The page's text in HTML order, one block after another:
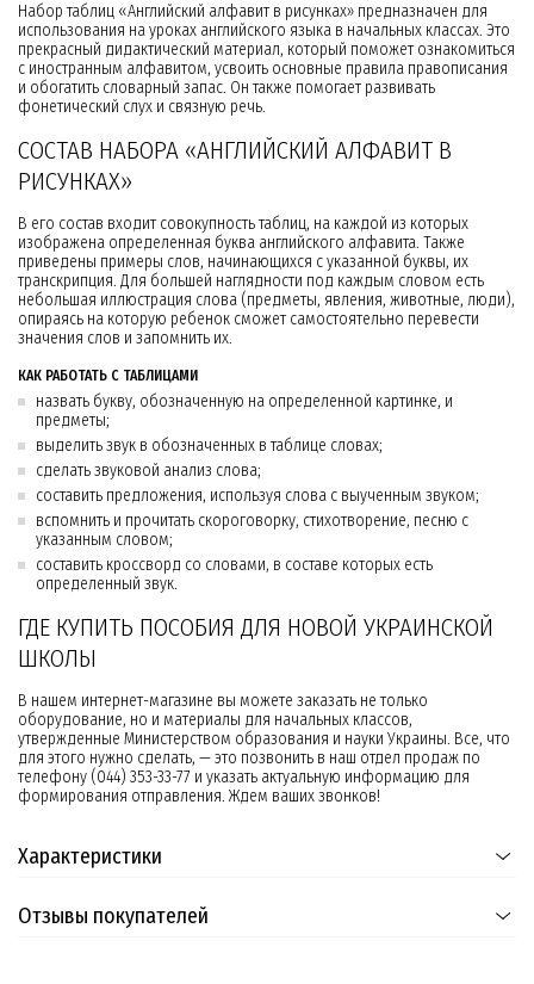
Набор таблиц «Английский алфавит в рисунках» предназначен для
использования на уроках английского языка в начальных классах. Это
прекрасный дидактический материал, который поможет ознакомиться
с иностранным алфавитом, усвоить основные правила правописания
и обогатить словарный запас. Он также помогает развивать
фонетический слух и связную речь.
СОСТАВ НАБОРА «АНГЛИЙСКИЙ АЛФАВИТ В
РИСУНКАХ»
В его состав входит совокупность таблиц, на каждой из которых
изображена определенная буква английского алфавита. Также
приведены примеры слов, начинающихся с указанной буквы, их
транскрипция. Для большей наглядности под каждым словом есть
небольшая иллюстрация слова (предметы, явления, животные, люди),
опираясь на которую ребенок сможет самостоятельно перевести
значения слов и запомнить их.
КАК РАБОТАТЬ С ТАБЛИЦАМИ
назвать букву, обозначенную на определенной картинке, и
предметы;
выделить звук в обозначенных в таблице словах;
сделать звуковой анализ слова;
составить предложения, используя слова с выученным звуком;
вспомнить и прочитать скороговорку, стихотворение, песню с
указанным словом;
составить кроссворд со словами, в составе которых есть
определенный звук.
ГДЕ КУПИТЬ ПОСОБИЯ ДЛЯ НОВОЙ УКРАИНСКОЙ
ШКОЛЫ
В нашем интернет-магазине вы можете заказать не только
оборудование, но и материалы для начальных классов,
утвержденные Министерством образования и науки Украины. Все, что
для этого нужно сделать, — это позвонить в наш отдел продаж по
телефону (044) 353-33-77 и указать актуальную информацию для
формирования отправления. Ждем ваших звонков!
Характеристики
Отзывы покупателей